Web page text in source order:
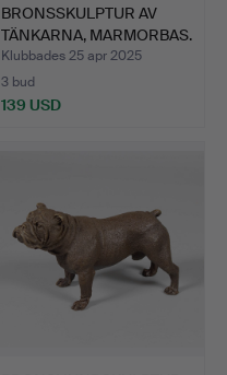
BRONSSKULPTUR AV
TÄNKARNA, MARMORBAS.
Klubbades 25 apr 2025
3 bud
139 USD